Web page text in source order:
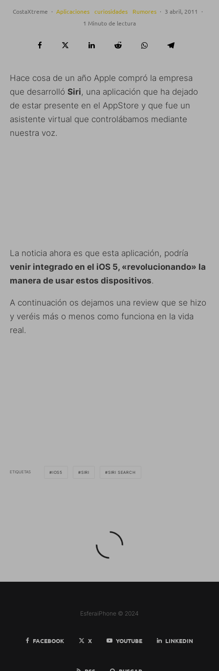
CostaXtreme · Aplicaciones curiosidades Rumores · 3 abril, 2011
·
1 Minuto de lectura
Hace cosa de un año Apple compró la empresa
que desarrolló Siri, una aplicación que ha dejado
de estar presente en el AppStore y que fue un
asistente virtual que controlábamos mediante
nuestra voz.
La noticia ahora es que esta aplicación, podría
venir integrado en el iOS 5, «revolucionando» la
manera de usar estos dispositivos.
A continuación os dejamos una review que se hizo
y veréis más o menos como funciona en la vida
real.
ETIQUETAS IOS5 SIRI SIRI SEARCH
EsferaiPhone © 2024
FACEBOOK X YOUTUBE LINKEDIN